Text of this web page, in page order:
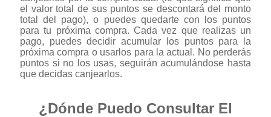
el valor total de sus puntos se descontará del monto
total del pago), o puedes quedarte con los puntos
para tu próxima compra. Cada vez que realizas un
pago, puedes decidir acumular los puntos para la
próxima compra o usarlos para la actual. No perderás
puntos si no los usas, seguirán acumulándose hasta
que decidas canjearlos.
¿Dónde Puedo Consultar El